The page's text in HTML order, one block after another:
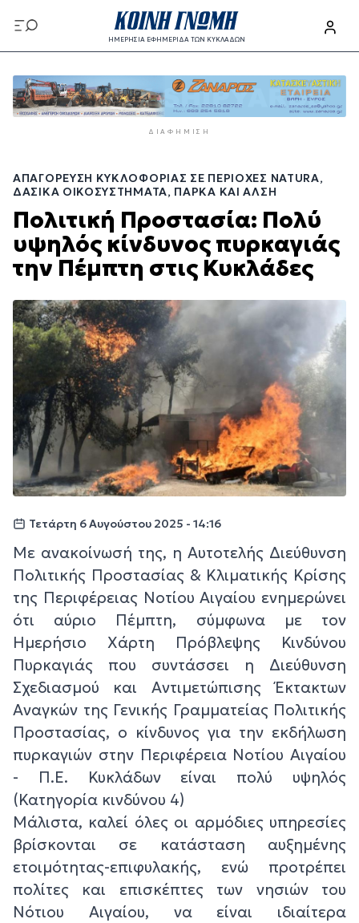
προς
το
περιεχόμενο
ΗΜΕΡΗΣΙΑ ΕΦΗΜΕΡΙΔΑ ΤΩΝ ΚΥΚΛΑΔΩΝ
προς
το
κυρίως
ΔΙΑΦΉΜΙΣΗ
ΑΠΑΓΌΡΕΥΣΗ ΚΥΚΛΟΦΟΡΊΑΣ ΣΕ ΠΕΡΙΟΧΈΣ NATURA,
ΔΑΣΙΚΆ ΟΙΚΟΣΥΣΤΉΜΑΤΑ, ΠΆΡΚΑ ΚΑΙ ΆΛΣΗ
Πολιτική Προστασία: Πολύ
υψηλός κίνδυνος πυρκαγιάς
την Πέμπτη στις Κυκλάδες
Τετάρτη 6 Αυγούστου 2025 - 14:16
Με ανακοίνωσή της, η Αυτοτελής Διεύθυνση
Πολιτικής Προστασίας & Κλιματικής Κρίσης
της Περιφέρειας Νοτίου Αιγαίου ενημερώνει
ότι αύριο Πέμπτη, σύμφωνα με τον
Ημερήσιο Χάρτη Πρόβλεψης Κινδύνου
Πυρκαγιάς που συντάσσει η Διεύθυνση
Σχεδιασμού και Αντιμετώπισης Έκτακτων
Αναγκών της Γενικής Γραμματείας Πολιτικής
Προστασίας, ο κίνδυνος για την εκδήλωση
πυρκαγιών στην Περιφέρεια Νοτίου Αιγαίου
- Π.Ε. Κυκλάδων είναι πολύ υψηλός
(Κατηγορία κινδύνου 4)
Μάλιστα, καλεί όλες οι αρμόδιες υπηρεσίες
βρίσκονται σε κατάσταση αυξημένης
ετοιμότητας-επιφυλακής, ενώ προτρέπει
πολίτες και επισκέπτες των νησιών του
Νότιου Αιγαίου, να είναι ιδιαίτερα